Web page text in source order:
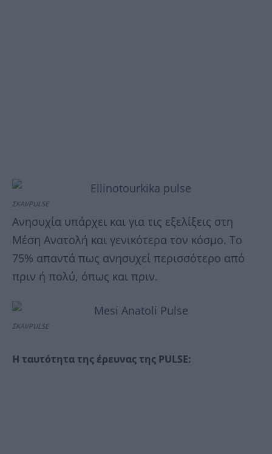
ΣΚΑΙ/PULSE
Ανησυχία υπάρχει και για τις εξελίξεις στη
Μέση Ανατολή και γενικότερα τον κόσμο. Το
75% απαντά πως ανησυχεί περισσότερο από
πριν ή πολύ, όπως και πριν.
ΣΚΑΙ/PULSE
H ταυτότητα της έρευνας της PULSE: